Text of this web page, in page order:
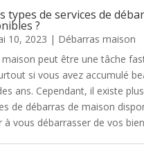
types de services de
?
10, 2023 | Débarras maison
peut être une tâche
si vous avez accumulé
ans. Cependant, il existe
de débarras de maison
à vous débarrasser de vos